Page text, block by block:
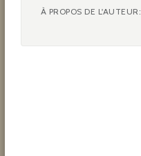
À PROPOS DE L'AUTEUR: